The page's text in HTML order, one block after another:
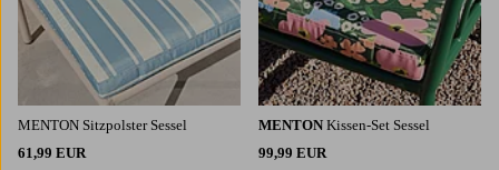
MENTON Sitzpolster Sessel
61,99 EUR
MENTON Kissen-Set Sessel
99,99 EUR